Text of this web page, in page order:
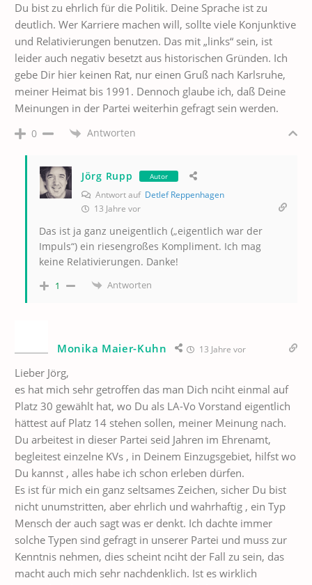
Du bist zu ehrlich für die Politik. Deine Sprache ist zu
deutlich. Wer Karriere machen will, sollte viele Konjunktive
und Relativierungen benutzen. Das mit „links“ sein, ist
leider auch negativ besetzt aus historischen Gründen. Ich
gebe Dir hier keinen Rat, nur einen Gruß nach Karlsruhe,
meiner Heimat bis 1991. Dennoch glaube ich, daß Deine
Meinungen in der Partei weiterhin gefragt sein werden.
0 Antworten
Jörg Rupp Autor
Antwort auf Detlef Reppenhagen
13 Jahre vor
Das ist ja ganz uneigentlich („eigentlich war der
Impuls“) ein riesengroßes Kompliment. Ich mag
keine Relativierungen. Danke!
1 Antworten
Monika Maier-Kuhn 13 Jahre vor
Lieber Jörg,
es hat mich sehr getroffen das man Dich nciht einmal auf
Platz 30 gewählt hat, wo Du als LA-Vo Vorstand eigentlich
hättest auf Platz 14 stehen sollen, meiner Meinung nach.
Du arbeitest in dieser Partei seid Jahren im Ehrenamt,
begleitest einzelne KVs , in Deinem Einzugsgebiet, hilfst wo
Du kannst , alles habe ich schon erleben dürfen.
Es ist für mich ein ganz seltsames Zeichen, sicher Du bist
nicht unumstritten, aber ehrlich und wahrhaftig , ein Typ
Mensch der auch sagt was er denkt. Ich dachte immer
solche Typen sind gefragt in unserer Partei und muss zur
Kenntnis nehmen, dies scheint nciht der Fall zu sein, das
macht auch mich sehr nachdenklich. Ist es wirklich